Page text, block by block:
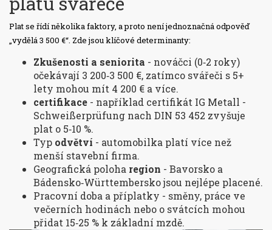
Plat se řídí několika faktory, a proto není jednoznačná odpověď
„vydělá 3 500 €“. Zde jsou klíčové determinanty:
Zkušenosti a seniorita - nováčci (0‑2 roky)
očekávají 3 200‑3 500 €, zatímco svářeči s 5+
lety mohou mít 4 200 € a více.
certifikace - například certifikát IG Metall -
Schweißerprüfung nach DIN 53 452 zvyšuje
plat o 5‑10 %.
Typ odvětví - automobilka platí více než
menší stavební firma.
Geografická poloha region - Bavorsko a
Bádensko‑Württembersko jsou nejlépe placené.
Pracovní doba a příplatky - směny, práce ve
večerních hodinách nebo o svátcích mohou
přidat 15‑25 % k základní mzdě.